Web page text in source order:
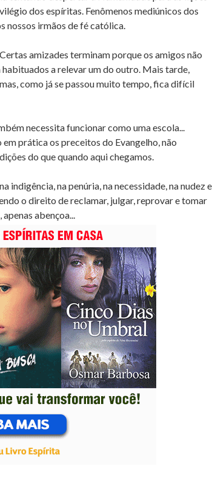
dos espíritas. Fenômenos mediúnicos dos
nossos irmãos de fé católica.
amizades terminam porque os amigos não
a relevar um do outro. Mais tarde,
como já se passou muito tempo, fica difícil
necessita funcionar como uma escola...
prática os preceitos do Evangelho, não
do que quando aqui chegamos.
indigência, na penúria, na necessidade, na nudez e
o direito de reclamar, julgar, reprovar e tomar
abençoa...